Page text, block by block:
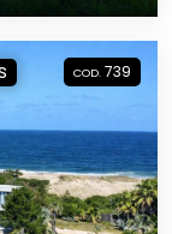
COD. 739